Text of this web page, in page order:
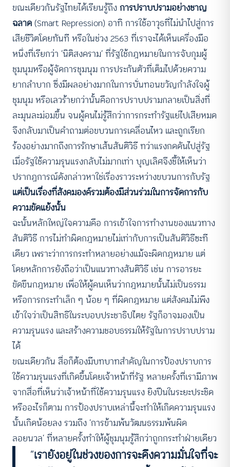
ขณะเดียวกันรัฐไทยได้เรียนรู้ถึงการปราบปรามอย่างชาญ
ฉลาด(Smart Repression) อาทิ การใช้อาวุธที่ไม่นำไปสู่การ
เสียชีวิตโดยทันที หรือในช่วง 2563 ที่เราจะได้เห็นเครื่องมือ
หนึ่งที่เรียกว่า ‘นิติสงคราม’ ที่รัฐใช้กฎหมายในการจับกุมผู้
ชุมนุมหรือผู้จัดการชุมนุม การประกันตัวที่เต็มไปด้วยความ
ยากลำบาก ซึ่งมีผลอย่างมากในการบั่นทอนขวัญกำลังใจผู้
ชุมนุม หรือเลวร้ายกว่านั้นคือการปราบปรามกลายเป็นสิ่งที่
ละมุนละม่อมขึ้น จนผู้คนไม่รู้สึกว่าการกระทำรัฐแย่ไปเสียหมด
จึงกลับมาเป็นคำถามต่อขบวนการเคลื่อนไหว และถูกเรียก
ร้องอย่างมากถึงการรักษาเส้นสันติวิธี ทว่าแรงกดดันไปสู่รัฐ
เมื่อรัฐใช้ความรุนแรงกลับไม่มากเท่า บุญเลิศจึงชี้ให้เห็นว่า
ปรากฏการณ์ดังกล่าวหาใช่เรื่องราวระหว่างขบวนการกับรัฐ
แต่เป็นเรื่องที่สังคมองค์รวมต้องมีส่วนร่วมในการจัดการกับ
ความขัดแย้งนั้น
ฉะนั้นหลักใหญ่ใจความคือ การเข้าใจการทำงานของแนวทาง
สันติวิธี การไม่ทำผิดกฎหมายไม่เท่ากับการเป็นสันติวิธีซะที
เดียว เพราะว่าการกระทำหลายอย่างแม้จะผิดกฎหมาย แต่
โดยหลักการยังถือว่าเป็นแนวทางสันติวิธี เช่น การอารยะ
ขัดขืนกฎหมาย เพื่อให้ผู้คนเห็นว่ากฎหมายนั้นไม่เป็นธรรม
หรือการกระทำเล็ก ๆ น้อย ๆ ที่ผิดกฎหมาย แต่สังคมไม่พึง
เข้าใจว่าเป็นสิทธิในระบอบประชาธิปไตย รัฐก็อาจมองเป็น
ความรุนแรง และสร้างความชอบธรรมให้รัฐในการปราบปราม
ได้
ขณะเดียวกัน สื่อก็ต้องมีบทบาทสำคัญในการป้องปราบการ
ใช้ความรุนแรงที่เกิดขึ้นโดยเจ้าหน้าที่รัฐ หลายครั้งที่เรามีภาพ
จากสื่อที่เห็นว่าเจ้าหน้าที่ใช้ความรุนแรง ยิงปืนในระยะประชิด
หรืออะไรก็ตาม การป้องปราบเหล่านี้จะทำให้เกิดความรุนแรง
นั้นเกิดน้อยลง รวมถึง ‘การข้ามพ้นวัฒนธรรมพ้นผิด
ลอยนวล’ ที่หลายครั้งทำให้ผู้ชุมนุมรู้สึกว่าถูกกระทำฝ่ายเดียว
“เรายังอยู่ในช่วงของการจะดึงความมั่นใจที่จะ